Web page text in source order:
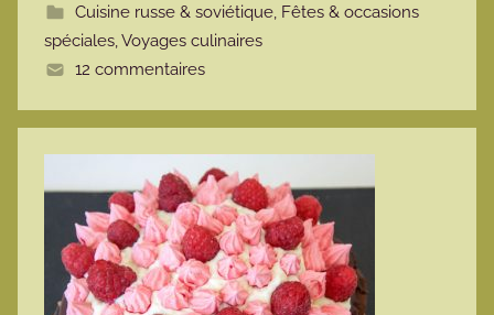
t
e
Cuisine russe & soviétique, Fêtes & occasions
spéciales,Voyages culinaires
12 commentaires